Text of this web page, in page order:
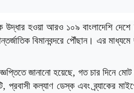
উদ্ধার হওয়া আরও ১০৯ বাংলাদেশি
বিমানবন্দরে পৌঁছান। এর মাধ্যমে
জানানো হয়েছে, গত চার দিনে
প্রবাসী কল্যাণ ডেস্ক এবং ব্র্যাকের